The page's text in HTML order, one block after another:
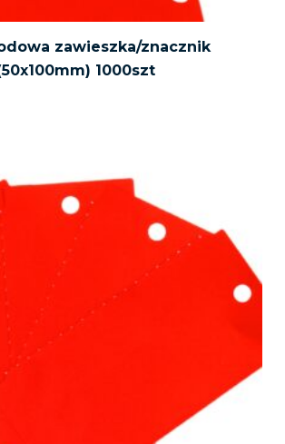
zawieszka/znacznik
1000szt